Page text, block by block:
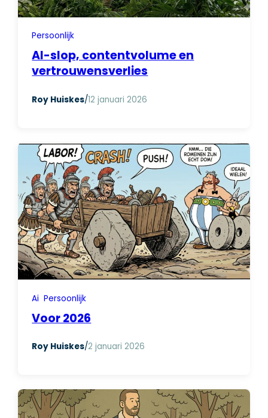
Persoonlijk
AI-slop, contentvolume en
vertrouwensverlies
Roy Huiskes/12 januari 2026
Ai Persoonlijk
Voor 2026
Roy Huiskes/2 januari 2026